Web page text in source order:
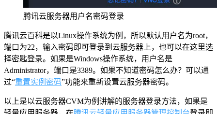
腾讯云服务器用户名密码登录
腾讯云百科是以Linux操作系统为例，所以默认用户名为root，
端口为22，输入密码即可登录到云服务器上，也可以在这里选
择密匙登录。如果是Windows操作系统，用户名是
Administrator，端口是3389。如果不知道密码怎么办？可以通
过“重置实例密码”功能来重新设置云服务器密码。
以上是以云服务器CVM为例讲解的服务器登录方法，如果是